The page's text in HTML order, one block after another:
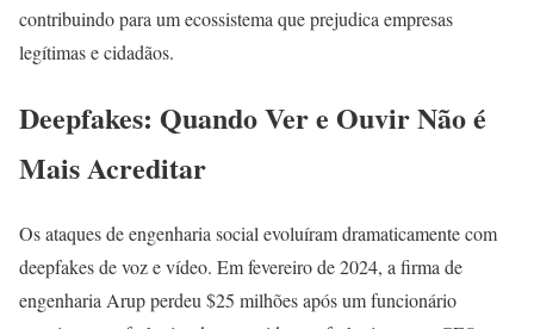
contribuindo para um ecossistema que prejudica empresas
legítimas e cidadãos.
Deepfakes: Quando Ver e Ouvir Não é
Mais Acreditar
Os ataques de engenharia social evoluíram dramaticamente com
deepfakes de voz e vídeo. Em fevereiro de 2024, a firma de
engenharia Arup perdeu $25 milhões após um funcionário